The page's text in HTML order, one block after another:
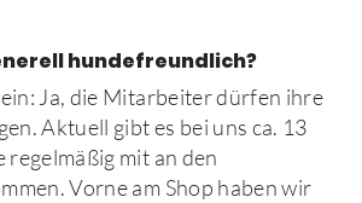
hundefreundlich?
Ja, die Mitarbeiter dürfen ihre
Aktuell gibt es bei uns ca. 13
mit an den
Vorne am Shop haben wir